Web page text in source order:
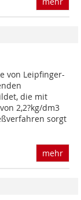
von Leipfinger-
die mit
2,2?kg/dm3
sorgt
mehr